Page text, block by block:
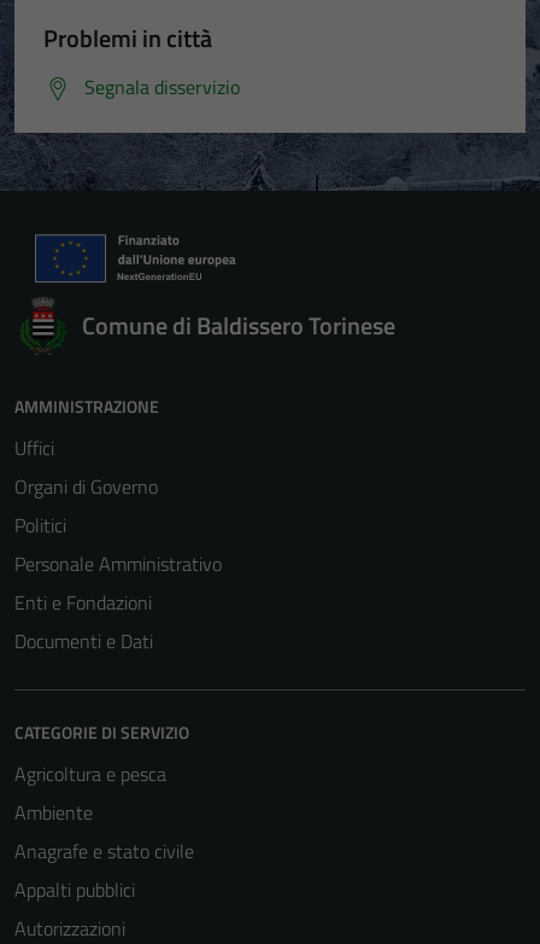
Problemi in città
Segnala disservizio
Comune di Baldissero Torinese
AMMINISTRAZIONE
Uffici
Organi di Governo
Politici
Personale Amministrativo
Enti e Fondazioni
Documenti e Dati
CATEGORIE DI SERVIZIO
Agricoltura e pesca
Ambiente
Anagrafe e stato civile
Appalti pubblici
Autorizzazioni